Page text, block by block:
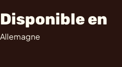
Disponible en
Allemagne